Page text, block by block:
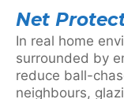
Net
In real home
surrounded by
reduce ball-
neighbours,